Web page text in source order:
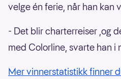
velge én ferie, når han kan
- Det blir charterreiser ,og
med Colorline, svarte han
Mer vinnerstatistikk finner